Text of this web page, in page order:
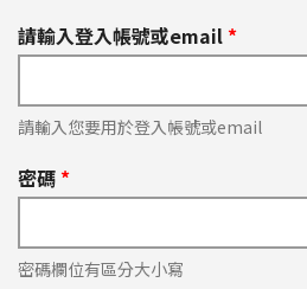
請輸入登入帳號或email *
請輸入您要用於登入帳號或email
密碼 *
密碼欄位有區分大小寫